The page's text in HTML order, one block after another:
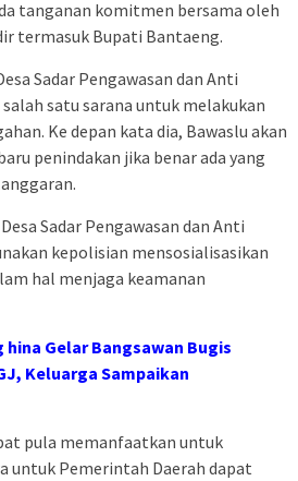
tanganan komitmen bersama oleh
termasuk Bupati Bantaeng.
Sadar Pengawasan dan Anti
satu sarana untuk melakukan
Ke depan kata dia, Bawaslu akan
penindakan jika benar ada yang
Sadar Pengawasan dan Anti
kepolisian mensosialisasikan
hal menjaga keamanan
hina Gelar Bangsawan Bugis
Keluarga Sampaikan
pula memanfaatkan untuk
untuk Pemerintah Daerah dapat